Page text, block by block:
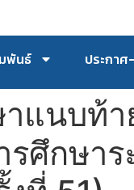
พันธ์ ประกา
แนบท้า
รศึกษ